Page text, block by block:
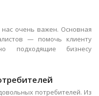
очень важен. Основная
— помочь клиенту
подходящие бизнесу
потребителей. Из